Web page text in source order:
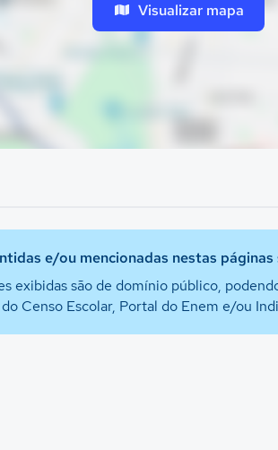
Visualizar mapa
e/ou mencionadas nestas
exibidas são de domínio público,
Censo Escolar, Portal do Enem e/ou